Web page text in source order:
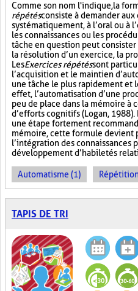
Comme son nom l'indique, la
répétésconsiste à demander
systématiquement, à l’oral ou à
les connaissances ou les
tâche en question peut
la résolution d’un exercice, la
LesExercices répétéssont
l’acquisition et le maintien
une tâche le plus rapidement et
effet, l’automatisation d’une
peu de place dans la mémoire
d’efforts cognitifs (Logan,
une étape fortement
mémoire, cette formule
l’intégration des connaissances
développement d’habiletés
Automatisme (1)
TAPIS DE TRI